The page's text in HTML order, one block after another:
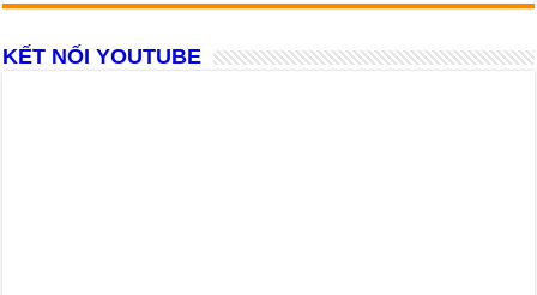
KẾT NỐI YOUTUBE